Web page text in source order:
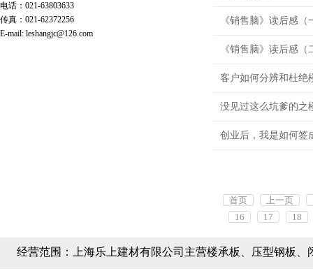
电话：021-63803633
传真：021-62372256
E-mail: leshangjc@126.com
《销售脑》读后感（
《销售脑》读后感（
客户如何分辨和杜绝
没见过这么坑爹的之
创业后，我是如何签
首页 上一页
16
17 18
经营范围： 上海乐上建材有限公司主营楼承板、压型钢板